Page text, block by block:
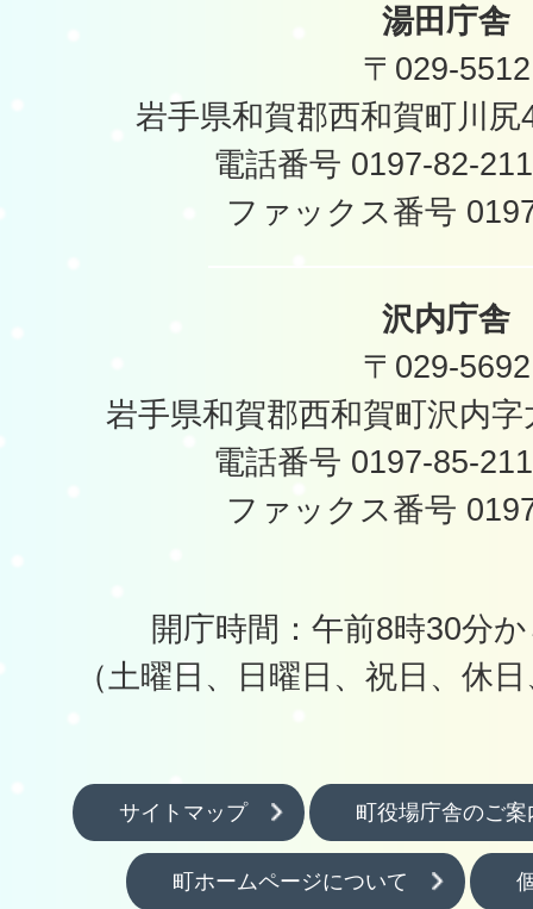
湯田庁舎
〒029-5512
岩手県和賀郡西和賀町川
電話番号 0197-82-
ファックス番号
沢内庁舎
〒029-5692
岩手県和賀郡西和賀町沢内
電話番号 0197-85-
ファックス番号
開庁時間：午前8時30分
（土曜日、日曜日、祝日、休
サイトマップ 町役場庁舎のご案
町ホームページについて